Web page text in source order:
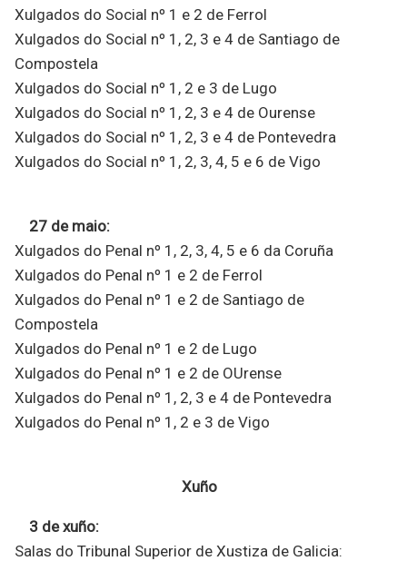
Xulgados do Social nº 1 e 2 de Ferrol
Xulgados do Social nº 1, 2, 3 e 4 de Santiago de
Compostela
Xulgados do Social nº 1, 2 e 3 de Lugo
Xulgados do Social nº 1, 2, 3 e 4 de Ourense
Xulgados do Social nº 1, 2, 3 e 4 de Pontevedra
Xulgados do Social nº 1, 2, 3, 4, 5 e 6 de Vigo
27 de maio:
Xulgados do Penal nº 1, 2, 3, 4, 5 e 6 da Coruña
Xulgados do Penal nº 1 e 2 de Ferrol
Xulgados do Penal nº 1 e 2 de Santiago de
Compostela
Xulgados do Penal nº 1 e 2 de Lugo
Xulgados do Penal nº 1 e 2 de OUrense
Xulgados do Penal nº 1, 2, 3 e 4 de Pontevedra
Xulgados do Penal nº 1, 2 e 3 de Vigo
Xuño
3 de xuño:
Salas do Tribunal Superior de Xustiza de Galicia: